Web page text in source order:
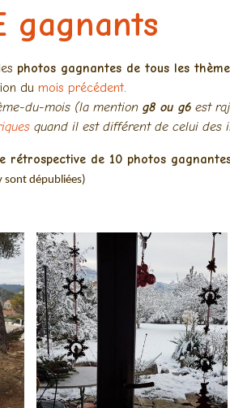
gagnants
photos gagnantes de tous les
dumois précédent.
du-mois (la mentiong8 ou g6 est
quand il est différent de celui des
rétrospective de 10 photos
sont dépubliées)